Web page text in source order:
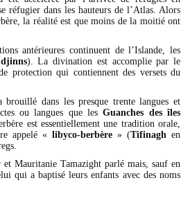
réfugier dans les hauteurs de l’Atlas. Alors
la réalité est que moins de la moitié ont
antérieures continuent de l’Islande, les
djinns). La divination est accomplie par le
protection qui contiennent des versets du
brouillé dans les presque trente langues et
ou langues que lesGuanches des îles
est essentiellement une tradition orale,
appelé «libyco-berbère » (Tifinagh en
Mauritanie Tamazight parlé mais, sauf en
qui a baptisé leurs enfants avec des noms